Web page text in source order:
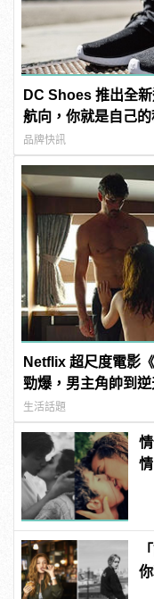
DC Shoes 推出全
航向，你就是自己的
品牌快訊
Netflix 超尺度電影
勁爆，男主角帥到逆
生活話題
情